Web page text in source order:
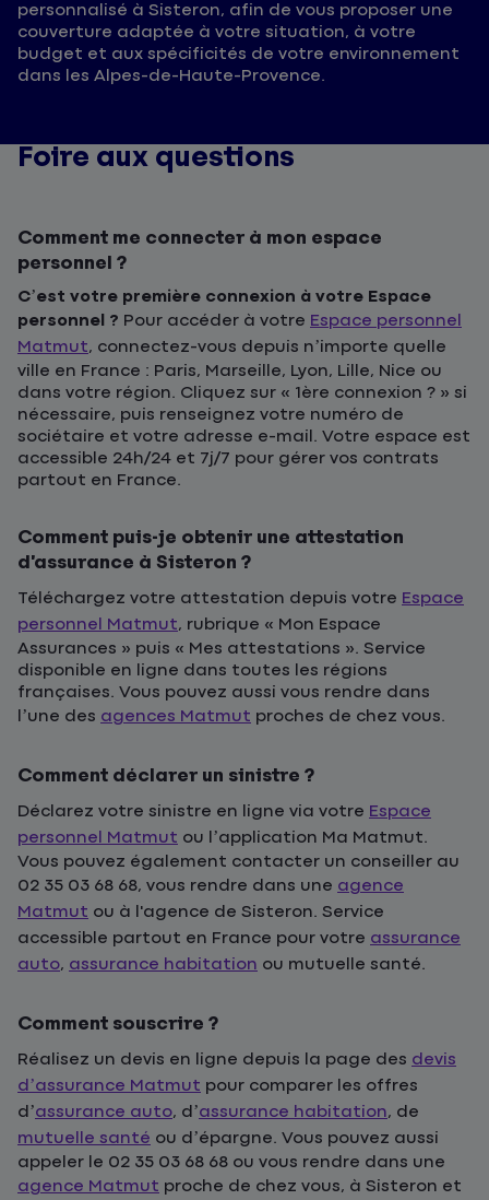
personnalisé à Sisteron, afin de vous proposer une
couverture adaptée à votre situation, à votre
budget et aux spécificités de votre environnement
dans les Alpes-de-Haute-Provence.
Foire aux questions
Comment me connecter à mon espace
personnel ?
C’est votre première connexion à votre Espace
personnel ? Pour accéder à votre Espace personnel
Matmut, connectez-vous depuis n’importe quelle
ville en France : Paris, Marseille, Lyon, Lille, Nice ou
dans votre région. Cliquez sur « 1ère connexion ? » si
nécessaire, puis renseignez votre numéro de
sociétaire et votre adresse e-mail. Votre espace est
accessible 24h/24 et 7j/7 pour gérer vos contrats
partout en France.
Comment puis-je obtenir une attestation
d’assurance à Sisteron ?
Téléchargez votre attestation depuis votre Espace
personnel Matmut, rubrique « Mon Espace
Assurances » puis « Mes attestations ». Service
disponible en ligne dans toutes les régions
françaises. Vous pouvez aussi vous rendre dans
l’une des agences Matmut proches de chez vous.
Comment déclarer un sinistre ?
Déclarez votre sinistre en ligne via votre Espace
personnel Matmut ou l’application Ma Matmut.
Vous pouvez également contacter un conseiller au
02 35 03 68 68, vous rendre dans une agence
Matmut ou à l'agence de Sisteron. Service
accessible partout en France pour votre assurance
auto, assurance habitation ou mutuelle santé.
Comment souscrire ?
Réalisez un devis en ligne depuis la page des devis
d’assurance Matmut pour comparer les offres
d’assurance auto, d’assurance habitation, de
mutuelle santé ou d’épargne. Vous pouvez aussi
appeler le 02 35 03 68 68 ou vous rendre dans une
agence Matmut proche de chez vous, à Sisteron et